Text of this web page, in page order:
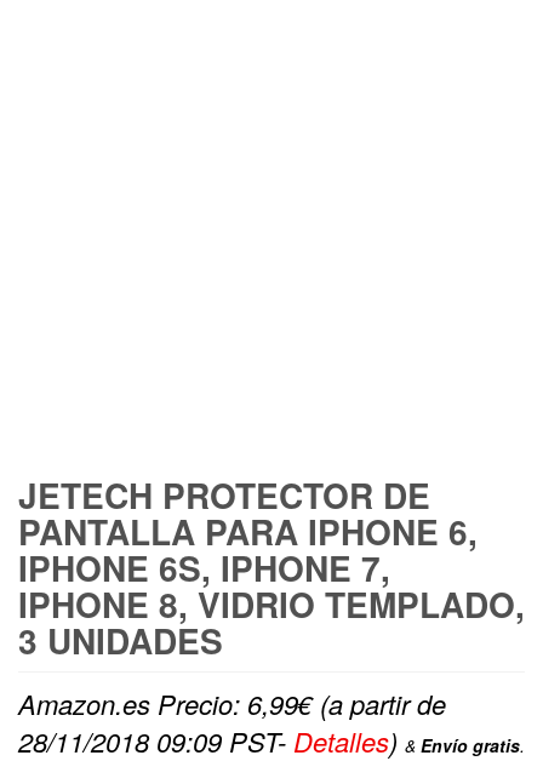
JETECH PROTECTOR DE
PANTALLA PARA IPHONE 6,
IPHONE 6S, IPHONE 7,
IPHONE 8, VIDRIO TEMPLADO,
3 UNIDADES
Amazon.es Precio: 6,99€(a partir de
28/11/2018 09:09 PST- Detalles) & Envío gratis.